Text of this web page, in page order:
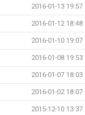
2016-01-13 19:57
2016-01-12 18:48
2016-01-10 19:07
2016-01-08 19:53
2016-01-07 18:03
2016-01-02 18:07
2015-12-10 13:37